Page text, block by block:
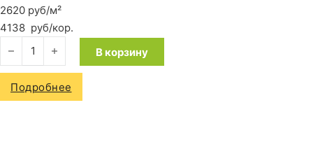
2620 руб/м²
4138 руб/кор.
Количество товара Ламинат Quick-Step Impressive IM1849
В корзину
Подробнее